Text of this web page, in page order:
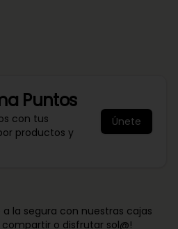
Puntos
con tus
productos y
Únete
la segura con nuestras cajas
o disfrutar sol@!